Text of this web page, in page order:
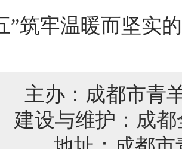
”筑牢温暖而坚实
主办：成都市青
建设与维护： 成